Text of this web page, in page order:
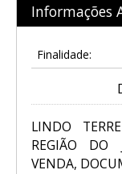
Informações
Finalidade:
LINDO
REGIÃO DO
VENDA,